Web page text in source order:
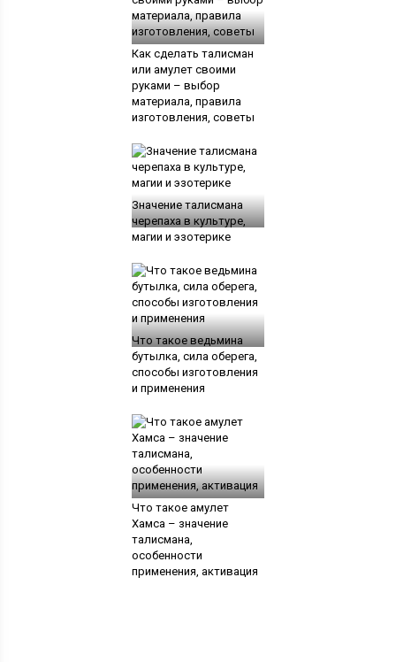
Как сделать талисман
или амулет своими
руками – выбор
материала, правила
изготовления, советы
Значение талисмана
черепаха в культуре,
магии и эзотерике
Что такое ведьмина
бутылка, сила оберега,
способы изготовления
и применения
Что такое амулет
Хамса – значение
талисмана,
особенности
применения, активация